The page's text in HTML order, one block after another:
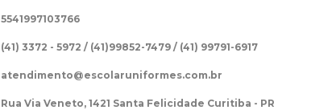
5541997103766
(41) 3372 - 5972 / (41)99852-7479 / (41) 99791-6917
atendimento@escolaruniformes.com.br
Rua Via Veneto, 1421 Santa Felicidade Curitiba - PR